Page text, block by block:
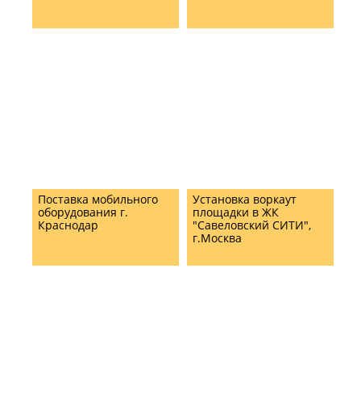
Поставка мобильного
оборудования г.
Краснодар
Установка воркаут
площадки в ЖК
"Савеловский СИТИ",
г.Москва